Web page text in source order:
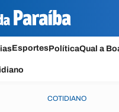
EsportesPolíticaQual a
COTIDIANO